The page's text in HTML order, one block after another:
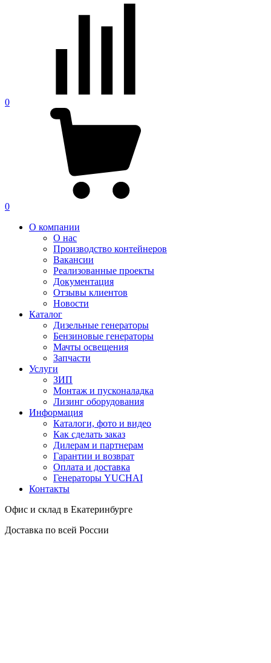
0
0
О компании
О нас
Производство контейнеров
Вакансии
Реализованные проекты
Документация
Отзывы клиентов
Новости
Каталог
Дизельные генераторы
Бензиновые генераторы
Мачты освещения
Запчасти
Услуги
ЗИП
Монтаж и пусконаладка
Лизинг оборудования
Информация
Каталоги, фото и видео
Как сделать заказ
Дилерам и партнерам
Гарантии и возврат
Оплата и доставка
Генераторы YUCHAI
Контакты
Офис и склад в Екатеринбурге
Доставка по всей России